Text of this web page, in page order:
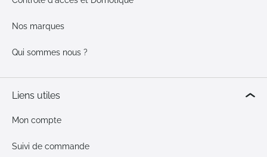
Nos marques
Qui sommes nous ?
Liens utiles
Mon compte
Suivi de commande